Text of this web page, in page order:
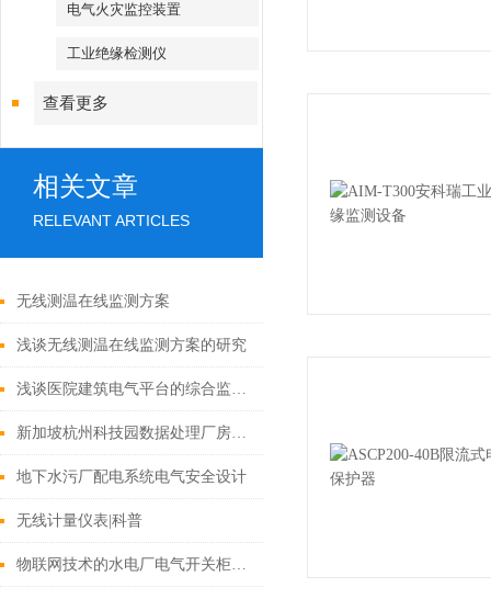
电气火灾监控装置
工业绝缘检测仪
查看更多
相关文章
RELEVANT ARTICLES
无线测温在线监测方案
浅谈无线测温在线监测方案的研究
浅谈医院建筑电气平台的综合监控管理分析
新加坡杭州科技园数据处理厂房A、B区项目电气火灾监控系统的应用
地下水污厂配电系统电气安全设计
无线计量仪表|科普
物联网技术的水电厂电气开关柜测温系统设计应用